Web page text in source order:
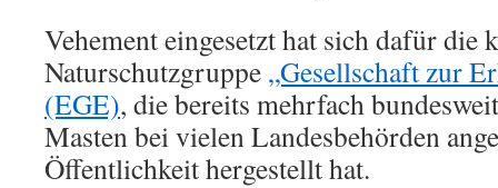
Vehement eingesetzt hat sich dafür die
Naturschutzgruppe „Gesellschaft zur
(EGE), die bereits mehrfach
Masten bei vielen Landesbehörden
Öffentlichkeit hergestellt hat.